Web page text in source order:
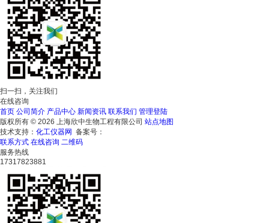
扫一扫，关注我们
在线咨询
首页 公司简介 产品中心 新闻资讯 联系我们 管理登陆
版权所有 © 2026 上海欣中生物工程有限公司 站点地图
技术支持： 化工仪器网 备案号：
联系方式 在线咨询 二维码
服务热线
17317823881